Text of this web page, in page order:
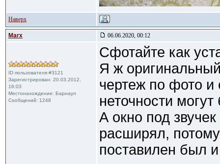
Наверх
Marx 06.06.2020, 00:12
ID пользователя #3121
Зарегистрирован: 20.03.2012,
16:03
Местонахождение: Барнаул
Сообщений: 1248
Сфотайте как
Я ж
чертеж по фото и
неточности могут
А окно под
расширял, потому
поставилен был